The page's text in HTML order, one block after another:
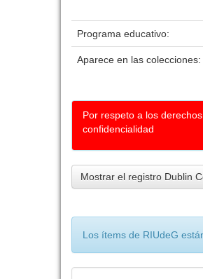
Programa educativo:
Aparece en las colecciones:
Por respeto a los
confidencialidad
Mostrar el registro Dublin
Los ítems de RIUdeG